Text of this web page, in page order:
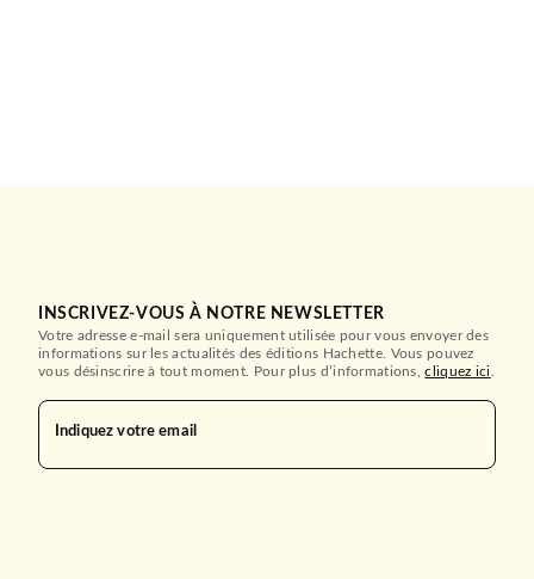
INSCRIVEZ-VOUS À NOTRE NEWSLETTER
Votre adresse e-mail sera uniquement utilisée pour vous envoyer des
informations sur les actualités des éditions Hachette. Vous pouvez
vous désinscrire à tout moment. Pour plus d’informations,cliquez ici.
Indiquez votre email